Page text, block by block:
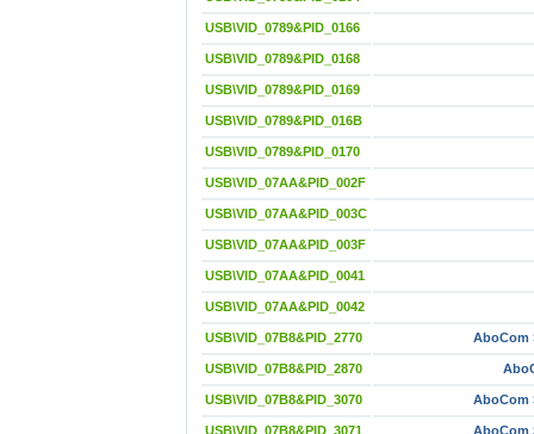
USB\VID_0789&PID_0166
USB\VID_0789&PID_0168
USB\VID_0789&PID_0169
USB\VID_0789&PID_016B
USB\VID_0789&PID_0170
USB\VID_07AA&PID_002F
USB\VID_07AA&PID_003C
USB\VID_07AA&PID_003F
USB\VID_07AA&PID_0041
USB\VID_07AA&PID_0042
USB\VID_07B8&PID_2770 AboCom
USB\VID_07B8&PID_2870
USB\VID_07B8&PID_3070 AboCom
USB\VID_07B8&PID_3071 AboCom